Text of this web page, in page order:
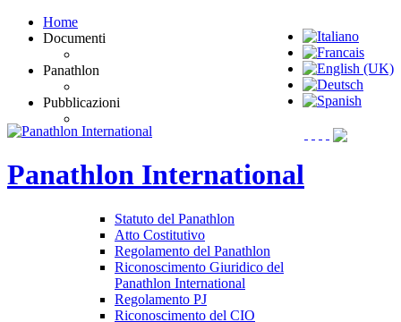
Panathlon International
Home
Documenti
Statuto del Panathlon
Atto Costitutivo
Regolamento del Panathlon
Riconoscimento Giuridico del
Panathlon International
Regolamento PJ
Riconoscimento del CIO
Panathlon
Pubblicazioni